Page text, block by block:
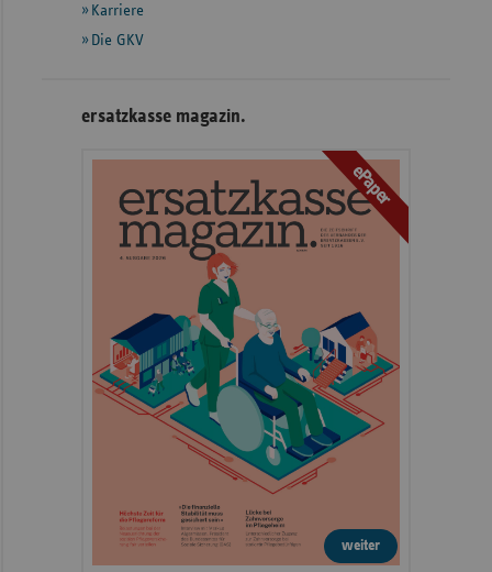
Karriere
Die GKV
ersatzkasse magazin.
ePaper
weiter